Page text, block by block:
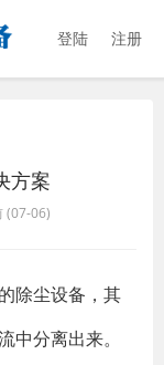
登陆 注册
方案
(07-06)
除尘设备，其
中分离出来。